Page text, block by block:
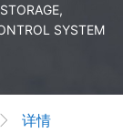
SYSTEM
 详情